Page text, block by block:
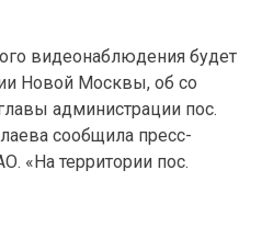
видеонаблюдения будет
Новой Москвы, об со
администрации пос.
сообщила пресс-
«На территории пос.